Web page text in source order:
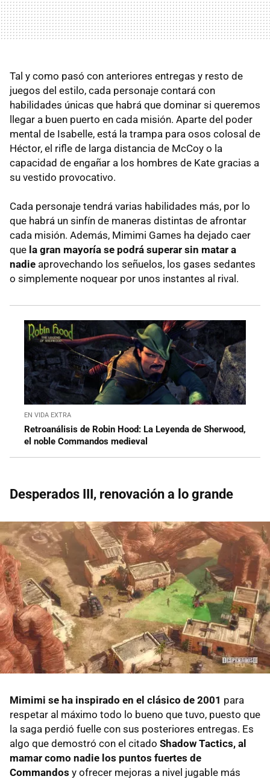
Tal y como pasó con anteriores entregas y resto de
juegos del estilo, cada personaje contará con
habilidades únicas que habrá que dominar si queremos
llegar a buen puerto en cada misión. Aparte del poder
mental de Isabelle, está la trampa para osos colosal de
Héctor, el rifle de larga distancia de McCoy o la
capacidad de engañar a los hombres de Kate gracias a
su vestido provocativo.
Cada personaje tendrá varias habilidades más, por lo
que habrá un sinfín de maneras distintas de afrontar
cada misión. Además, Mimimi Games ha dejado caer
que la gran mayoría se podrá superar sin matar a
nadie aprovechando los señuelos, los gases sedantes
o simplemente noquear por unos instantes al rival.
EN VIDA EXTRA
Retroanálisis de Robin Hood: La Leyenda de Sherwood,
el noble Commandos medieval
Desperados III, renovación a lo grande
Mimimi se ha inspirado en el clásico de 2001 para
respetar al máximo todo lo bueno que tuvo, puesto que
la saga perdió fuelle con sus posteriores entregas. Es
algo que demostró con el citado Shadow Tactics, al
mamar como nadie los puntos fuertes de
Commandos y ofrecer mejoras a nivel jugable más